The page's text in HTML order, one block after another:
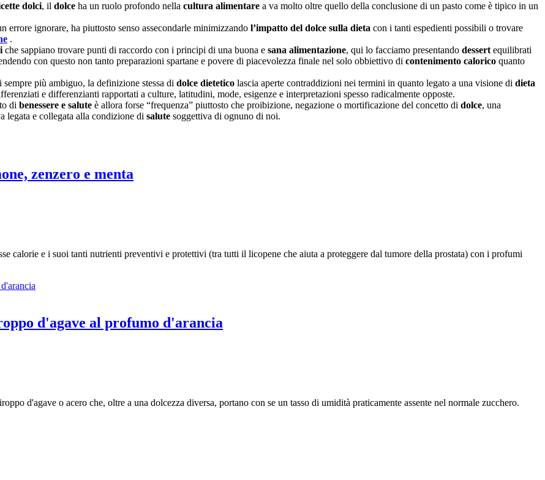
dolci, il dolce ha un ruolo profondo nella cultura alimentare a va molto oltre quello della conclusione di un pasto come è tipico in un
errore ignorare, ha piuttosto senso assecondarle minimizzando l’impatto del dolce sulla dieta con i tanti espedienti possibili o trovare
.
che sappiano trovare punti di raccordo con i principi di una buona e sana alimentazione, qui lo facciamo presentando dessertequilibrati
con questo non tanto preparazioni spartane e povere di piacevolezza finale nel solo obbiettivo di contenimento calorico quanto
più ambiguo, la definizione stessa di dolce dietetico lascia aperte contraddizioni nei termini in quanto legato a una visione di dieta
e differenzianti rapportati a culture, latitudini, mode, esigenze e interpretazioni spesso radicalmente opposte.
di benessere e salute è allora forse “frequenza” piuttosto che proibizione, negazione o mortificazione del concetto di dolce, una
legata e collegata alla condizione di salute soggettiva di ognuno di noi.
zenzero e menta
calorie e i suoi tanti nutrienti preventivi e protettivi (tra tutti il licopene che aiuta a proteggere dal tumore della prostata) con i profumi
d'agave al profumo d'arancia
d'agave o acero che, oltre a una dolcezza diversa, portano con se un tasso di umidità praticamente assente nel normale zucchero.